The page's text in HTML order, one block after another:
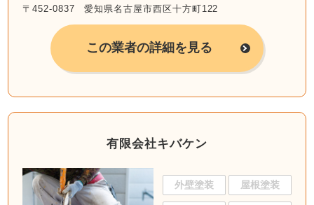
〒452-0837 愛知県名古屋市西区十方町122
この業者の詳細を見る
有限会社キバケン
外壁塗装 屋根塗装